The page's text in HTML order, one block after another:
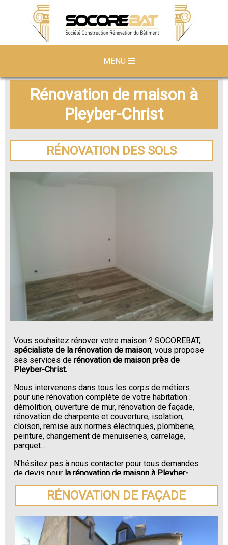
MENU
Rénovation de maison à
Pleyber-Christ
RÉNOVATION DES SOLS
Vous souhaitez rénover votre maison ? SOCOREBAT,
spécialiste de la rénovation de maison, vous propose
ses services derénovation de maison près de
Pleyber-Christ.
Nous intervenons dans tous les corps de métiers
pour une rénovation complète de votre habitation :
démolition, ouverture de mur, rénovation de façade,
rénovation de charpente et couverture, isolation,
cloison, remise aux normes électriques, plomberie,
peinture, changement de menuiseries, carrelage,
parquet...
N'hésitez pas à nous contacter pour tous demandes
de devis pour la rénovation de maison à Pleyber-
Christ.
RÉNOVATION DE FAÇADE